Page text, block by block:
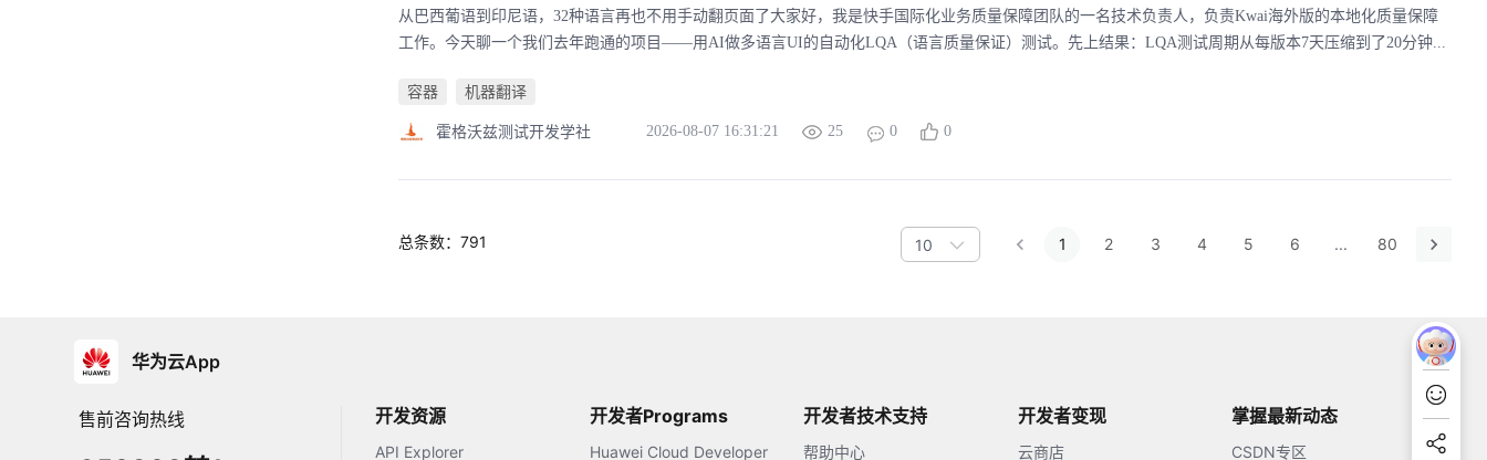
从巴西葡语到印尼语，32种语言再也不用手动翻页面了大家好，我是快手国际化业务质量保障团队的一名技术负责人，负责Kwai海外版的本地化质量保障
工作。今天聊一个我们去年跑通的项目——用AI做多语言UI的自动化LQA（语言质量保证）测试。先上结果：LQA测试周期从每版本7天压缩到了20分钟...
容器 机器翻译
霍格沃兹测试开发学社 2026-08-07 16:31:21 25 0 0
总条数：791 10 1 2 3 4 5 6 ... 80
华为云App
售前咨询热线 开发资源
API Explorer
开发者Programs
Huawei Cloud Developer
开发者技术支持
帮助中心
开发者变现
云商店
掌握最新动态
CSDN专区